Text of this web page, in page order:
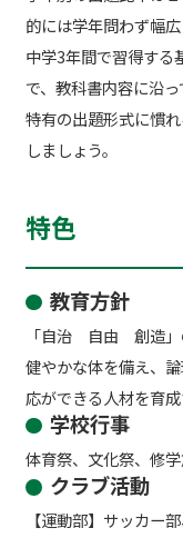
的には学年問わず幅
中学3年間で習得する
で、教科書内容に沿
特有の出題形式に慣
しましょう。
特色
教育方針
「自治 自由 創造」
健やかな体を備え、
応ができる人材を育成
学校行事
体育祭、文化祭、修
クラブ活動
【運動部】サッカー